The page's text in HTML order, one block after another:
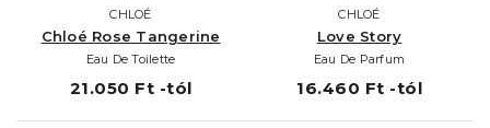
CHLOÉ
Chloé Rose Tangerine
Eau De Toilette
21.050 Ft -tól
CHLOÉ
Love Story
Eau De Parfum
16.460 Ft -tól